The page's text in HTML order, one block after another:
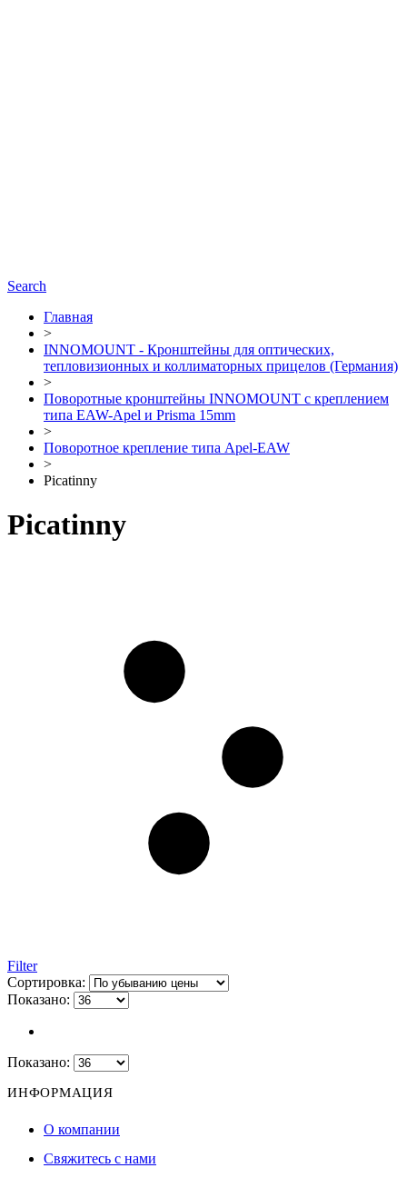
Search
Главная
>
INNOMOUNT - Кронштейны для оптических,
тепловизионных и коллиматорных прицелов (Германия)
>
Поворотные кронштейны INNOMOUNT с креплением
типа EAW-Apel и Prisma 15mm
>
Поворотное крепление типа Apel-EAW
>
Picatinny
Picatinny
Filter
Сортировка:
Показано:
Показано:
ИНФОРМАЦИЯ
О компании
Свяжитесь с нами